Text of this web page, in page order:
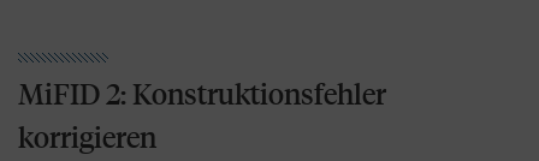
MiFID 2: Konstruktionsfehler
korrigieren